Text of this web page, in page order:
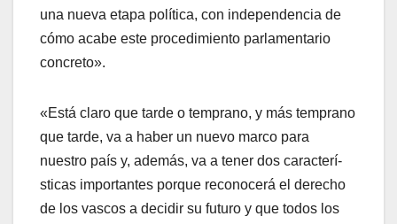
una nueva etapa polí­tica, con independencia de
cómo acabe este procedimiento parlamentario
concreto».
«Está claro que tarde o temprano, y más temprano
que tarde, va a haber un nuevo marco para
nuestro paí­s y, además, va a tener dos caracterí­
sticas importantes porque reconocerá el derecho
de los vascos a decidir su futuro y que todos los